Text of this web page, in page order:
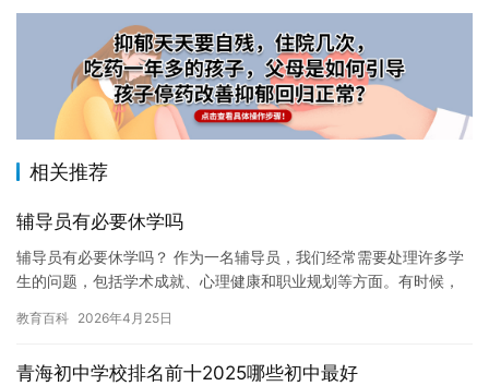
相关推荐
辅导员有必要休学吗
辅导员有必要休学吗？ 作为一名辅导员，我们经常需要处理许多学
生的问题，包括学术成就、心理健康和职业规划等方面。有时候，
持和…
教育百科 2026年4月25日
青海初中学校排名前十2025哪些初中最好